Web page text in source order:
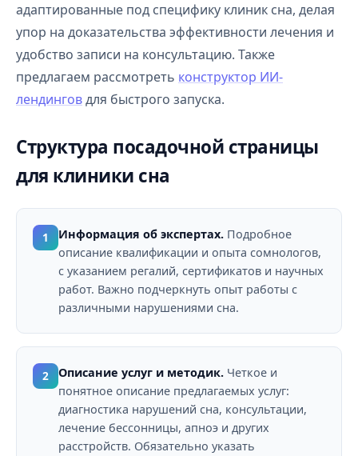
адаптированные под специфику клиник сна, делая
упор на доказательства эффективности лечения и
удобство записи на консультацию. Также
предлагаем рассмотреть конструктор ИИ-
лендинговдля быстрого запуска.
Структура посадочной страницы
для клиники сна
1 Информация об экспертах. Подробное
описание квалификации и опыта сомнологов,
с указанием регалий, сертификатов и научных
работ. Важно подчеркнуть опыт работы с
различными нарушениями сна.
2 Описание услуг и методик. Четкое и
понятное описание предлагаемых услуг:
диагностика нарушений сна, консультации,
лечение бессонницы, апноэ и других
расстройств. Обязательно указать